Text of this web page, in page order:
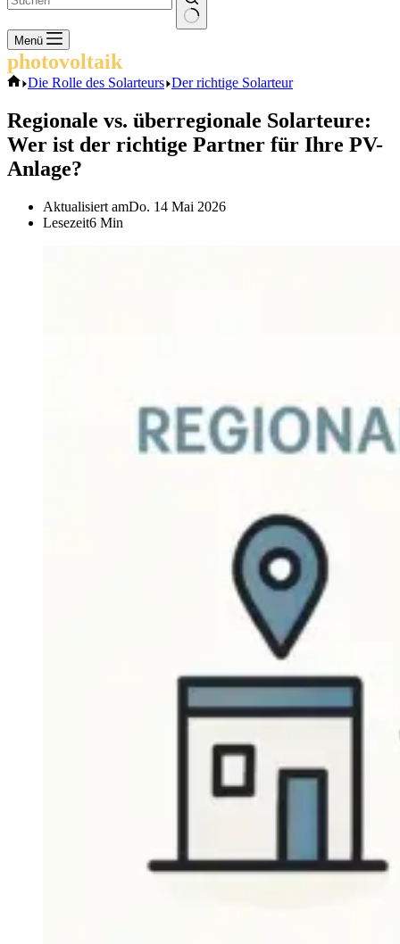
Keine
Ergebnisse
Menü
photovoltaik
Start
Die Rolle des Solarteurs Der richtige Solarteur
Regionale vs. überregionale Solarteure:
Wer ist der richtige Partner für Ihre PV-
Anlage?
Aktualisiert amDo. 14 Mai 2026
Lesezeit6 Min